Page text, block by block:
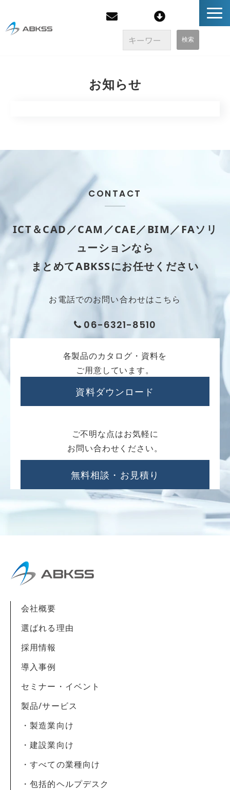
ブログ
採用情報
お知らせ
CONTACT
ICT＆CAD／CAM／CAE／BIM／FAソリ
ューションなら
まとめてABKSSにお任せください
お電話でのお問い合わせはこちら
06-6321-8510
各製品のカタログ・資料を
ご用意しています。
資料ダウンロード
ご不明な点はお気軽に
お問い合わせください。
無料相談・お見積り
会社概要
選ばれる理由
採用情報
導入事例
セミナー・イベント
製品/サービス
・製造業向け
・建設業向け
・すべての業種向け
・包括的ヘルプデスク